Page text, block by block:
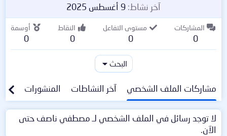
آخر نشاط 9 أغسطس 2025
المشاركات
0
مستوى التفاعل
0
النقاط
0
أوسمة
0
البحث
مشاركات الملف الشخصي آخر النشاطات المنشورات
لا توجد رسائل في الملف الشخصي لـ مصطفي ناصف حتى
الآن.